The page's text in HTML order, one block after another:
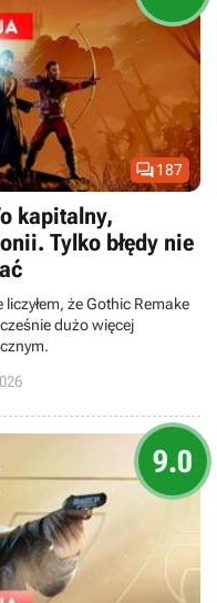
187
kapitalny,
Tylko błędy nie
że Gothic Remake
dużo więcej
9.0